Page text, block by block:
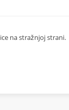
na stražnjoj strani.